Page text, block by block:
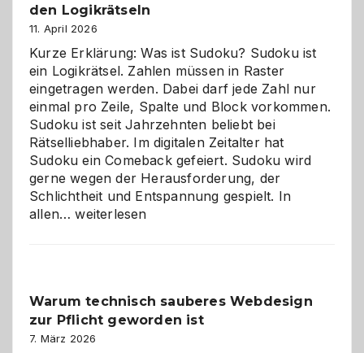
den Logikrätseln
11. April 2026
Kurze Erklärung: Was ist Sudoku? Sudoku ist
ein Logikrätsel. Zahlen müssen in Raster
eingetragen werden. Dabei darf jede Zahl nur
einmal pro Zeile, Spalte und Block vorkommen.
Sudoku ist seit Jahrzehnten beliebt bei
Rätselliebhaber. Im digitalen Zeitalter hat
Sudoku ein Comeback gefeiert. Sudoku wird
gerne wegen der Herausforderung, der
Schlichtheit und Entspannung gespielt. In
allen…Sudoku
den
Logikrätseln
weiterlesen
Warum technisch sauberes Webdesign
zur Pflicht geworden ist
7. März 2026